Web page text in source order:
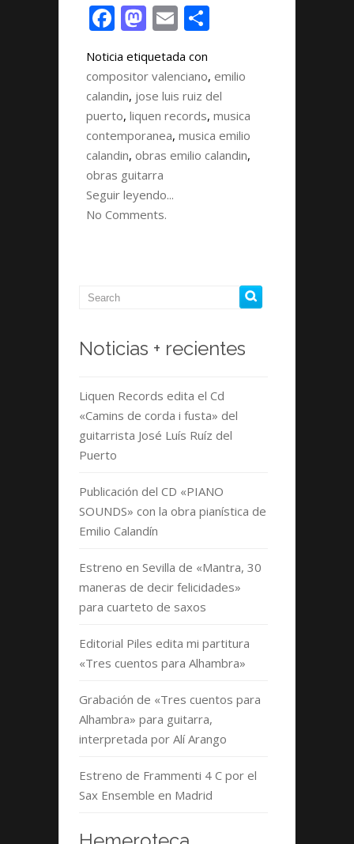
F
e
b
o
o
k
M
to
d
o
n
E
m
ai
l
m
p
ar
ti
r
Noticia etiquetada con
compositor valenciano, emilio
calandin, jose luis ruiz del
puerto, liquen records, musica
contemporanea, musica emilio
calandin, obras emilio calandin,
obras guitarra
Seguir leyendo...
No Comments.
Noticias + recientes
Liquen Records edita el Cd
«Camins de corda i fusta» del
guitarrista José Luís Ruíz del
Puerto
Publicación del CD «PIANO
SOUNDS» con la obra pianística de
Emilio Calandín
Estreno en Sevilla de «Mantra, 30
maneras de decir felicidades»
para cuarteto de saxos
Editorial Piles edita mi partitura
«Tres cuentos para Alhambra»
Grabación de «Tres cuentos para
Alhambra» para guitarra,
interpretada por Alí Arango
Estreno de Frammenti 4 C por el
Sax Ensemble en Madrid